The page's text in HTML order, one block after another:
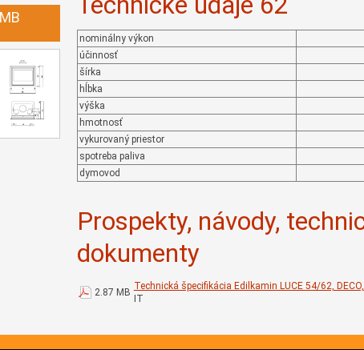
nominálny výkon
účinnosť
šírka
hĺbka
výška
hmotnosť
vykurovaný priestor
spotreba paliva
dymovod
Prospekty, návody,
dokumenty
2.87 MB
Technická špecifikácia Edilkamin LUCE 54/62,
IT